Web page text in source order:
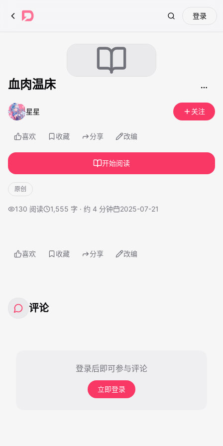
Search登录
血肉温床
星星 关注
喜欢 收藏 分享 改编
开始阅读
原创
130 阅读 1,555 字 · 约 4 分钟 2025-07-21
喜欢 收藏 分享 改编
评论
登录后即可参与评论
立即登录